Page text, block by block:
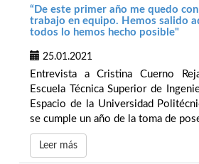
“De este primer año me quedo
trabajo en equipo. Hemos salido
todos lo hemos hecho posible"
25.01.2021
Entrevista a Cristina Cuerno
Escuela Técnica Superior de
Espacio de la Universidad
se cumple un año de la toma de
Leer más